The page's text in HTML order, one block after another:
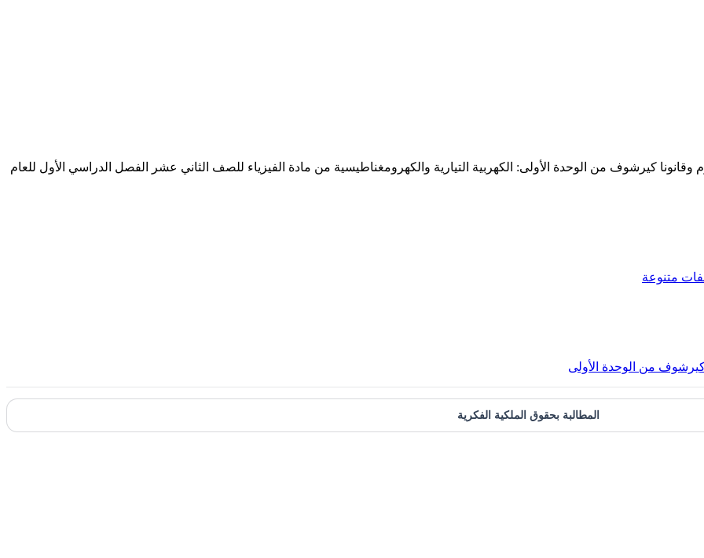
كيرشوف من الوحدة الأولى: الكهربية التيارية والكهرومغناطيسية من مادة الفيزياء للصف الثاني عشر الفصل الدراسي الأول للعام
متنوعة
كيرشوف من الوحدة الأولى
المطالبة بحقوق الملكية الفكرية